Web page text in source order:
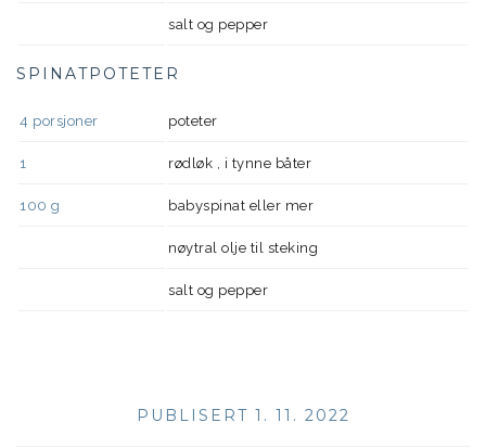
salt og pepper
SPINATPOTETER
4 porsjoner poteter
1 rødløk , i tynne båter
100 g babyspinat eller mer
nøytral olje til steking
salt og pepper
PUBLISERT 1. 11. 2022